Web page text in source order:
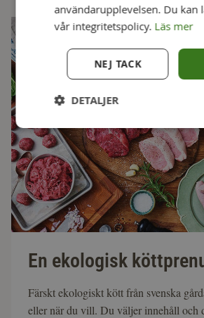
En ekologisk
Färskt ekologiskt kött från svenska
eller när du vill. Du väljer innehåll och
användarupplevelsen. Du kan
vår integritetspolicy. Läs mer
NEJ TACK
DETALJER